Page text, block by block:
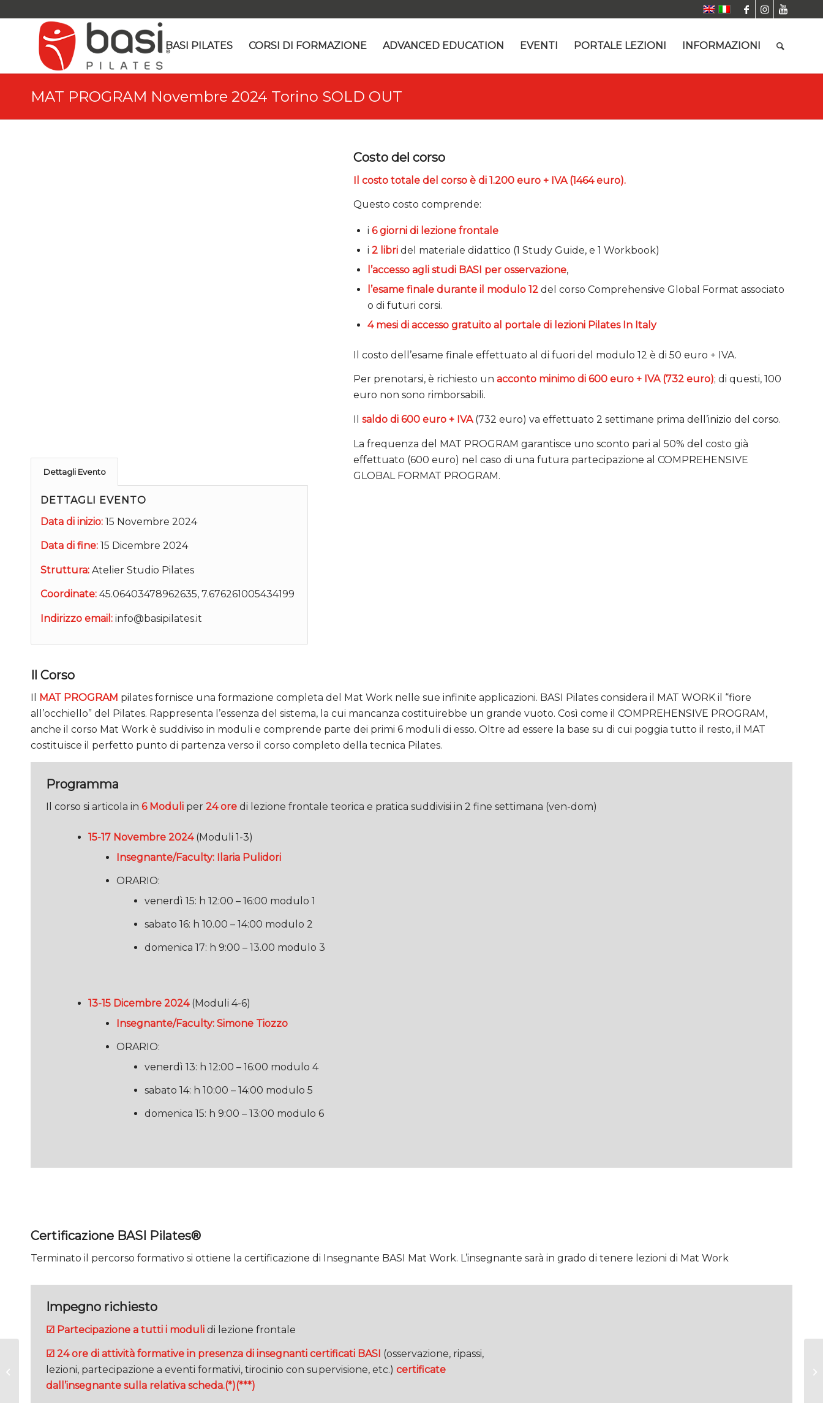
BASI PILATES CORSI DI FORMAZIONE ADVANCED EDUCATION EVENTI PORTALE LEZIONI INFORMAZIONI
MAT PROGRAM Novembre 2024 Torino SOLD OUT
Dettagli Evento
DETTAGLI EVENTO
Data di inizio: 15 Novembre 2024
Data di fine: 15 Dicembre 2024
Struttura: Atelier Studio Pilates
Coordinate: 45.06403478962635, 7.676261005434199
Indirizzo email: info@basipilates.it
Costo del corso
Il costo totale del corso è di 1.200 euro + IVA (1464 euro).
Questo costo comprende:
i6 giorni di lezione frontale
i 2 libri del materiale didattico (1 Study Guide, e 1 Workbook)
l’accesso agli studi BASI per osservazione,
l’esame finale durante il modulo 12 del corso Comprehensive Global Format associato
o di futuri corsi.
4 mesi di accesso gratuito al portale di lezioni Pilates In Italy
Il costo dell’esame finale effettuato al di fuori del modulo 12 è di 50 euro + IVA.
Per prenotarsi, è richiesto unacconto minimo di 600 euro + IVA (732 euro); di questi, 100
euro non sono rimborsabili.
Ilsaldo di 600 euro + IVA(732 euro) va effettuato 2 settimane prima dell’inizio del corso.
La frequenza del MAT PROGRAM garantisce uno sconto pari al 50% del costo già
effettuato (600 euro) nel caso di una futura partecipazione al COMPREHENSIVE
GLOBAL FORMAT PROGRAM.
Il Corso
MAT PROGRAM pilates fornisce una formazione completa del Mat Work nelle sue infinite applicazioni. BASI Pilates considera il MAT WORK il “fiore
all’occhiello” del Pilates. Rappresenta l’essenza del sistema, la cui mancanza costituirebbe un grande vuoto. Così come il COMPREHENSIVE PROGRAM,
anche il corso Mat Work è suddiviso in moduli e comprende parte dei primi 6 moduli di esso. Oltre ad essere la base su di cui poggia tutto il resto, il MAT
costituisce il perfetto punto di partenza verso il corso completo della tecnica Pilates.
Programma
Il corso si articola in 6 Moduliper 24 oredi lezione frontale teorica e pratica suddivisi in 2 fine settimana (ven-dom)
15-17 Novembre 2024(Moduli 1-3)
Insegnante/Faculty: Ilaria Pulidori
ORARIO:
venerdì 15: h 12:00 – 16:00 modulo 1
sabato 16: h 10.00 – 14:00 modulo 2
domenica 17: h 9:00 – 13.00 modulo 3
13-15 Dicembre 2024 (Moduli 4-6)
Insegnante/Faculty: Simone Tiozzo
ORARIO:
venerdì 13: h 12:00 – 16:00 modulo 4
sabato 14: h 10:00 – 14:00 modulo 5
domenica 15: h 9:00 – 13:00 modulo 6
Certificazione BASI Pilates®
Terminato il percorso formativo si ottiene la certificazione di Insegnante BASI Mat Work. L’insegnante sarà in grado di tenere lezioni di Mat Work
Impegno richiesto
☑ Partecipazione a tutti i modulidi lezione frontale
☑ 24 ore di attività formative in presenza di insegnanti certificati BASI (osservazione, ripassi,
lezioni, partecipazione a eventi formativi, tirocinio con supervisione, etc.) certificate
dall’insegnante sulla relativa scheda.(*)(***)
COMPREHENSIVE
GLOBAL PROGRAM
Novembre 2024
Torino SOLD OUT